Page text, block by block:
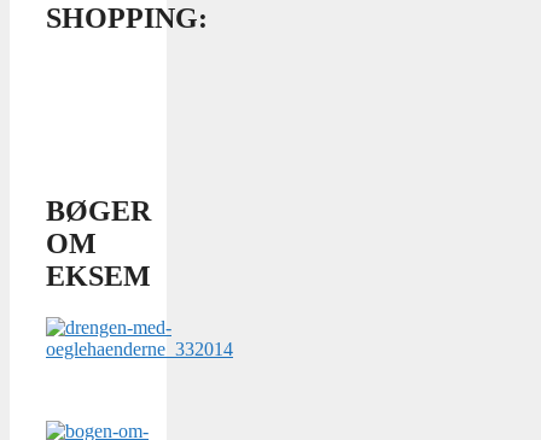
SHOPPING:
BØGER
OM
EKSEM